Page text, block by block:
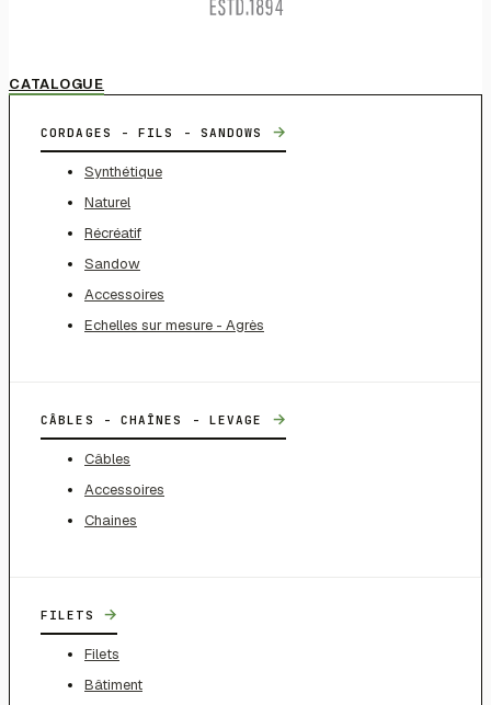
CATALOGUE
CORDAGES - FILS - SANDOWS →
Synthétique
Naturel
Récréatif
Sandow
Accessoires
Echelles sur mesure - Agrès
CÂBLES - CHAÎNES - LEVAGE →
Câbles
Accessoires
Chaines
FILETS →
Filets
Bâtiment